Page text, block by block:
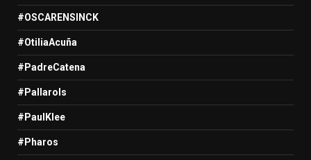
#OSCARENSINCK
#OtiliaAcuña
#PadreCatena
#Pallarols
#PaulKlee
#Pharos